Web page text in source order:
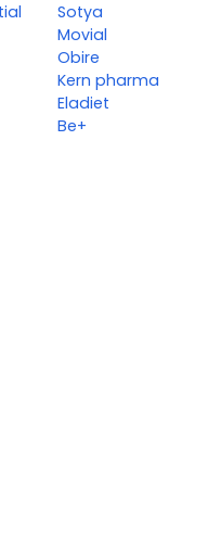
Sotya
Movial
Obire
Kern pharma
Eladiet
Be+